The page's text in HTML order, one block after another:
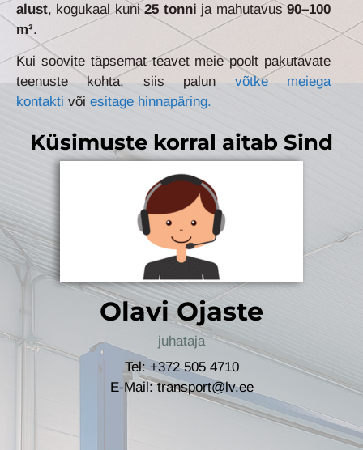
alust, kogukaal kuni25 tonni ja mahutavus90–100
m³.
Kui soovite täpsemat teavet meie poolt pakutavate
teenuste kohta, siis palun võtke meiega
kontakti või esitage hinnapäring.
Küsimuste korral aitab Sind
Olavi Ojaste
juhataja
Tel: +372 505 4710
E-Mail: transport@lv.ee